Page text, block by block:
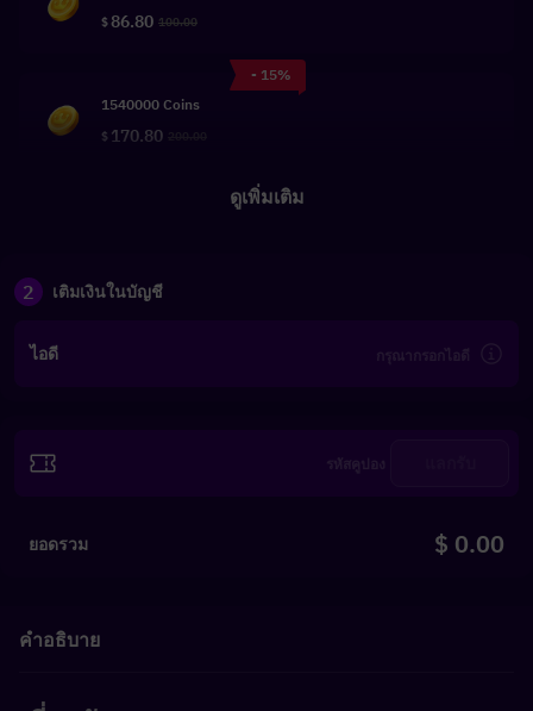
$ 86.80 100.00
- 15%
1540000 Coins
$ 170.80
ดูเพิ่มเติม
2 เติมเงินในบัญชี
ไอดี
ยอดรวม $ 0.00
คำอธิบาย